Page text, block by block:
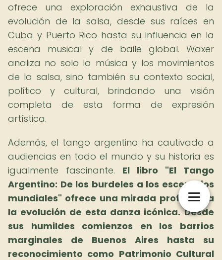
ofrece una exploración exhaustiva de la
evolución de la salsa, desde sus raíces en
Cuba y Puerto Rico hasta su influencia en la
escena musical y de baile global. Waxer
analiza no solo la música y los movimientos
de la salsa, sino también su contexto social,
político y cultural, brindando una visión
completa de esta forma de expresión
artística.
Además, el tango argentino ha cautivado a
audiencias en todo el mundo y su historia es
igualmente fascinante. El libro "El Tango
Argentino: De los burdeles a los escenarios
mundiales" ofrece una mirada profunda a
la evolución de esta danza icónica. Desde
sus humildes comienzos en los barrios
marginales de Buenos Aires hasta su
reconocimiento como Patrimonio Cultural